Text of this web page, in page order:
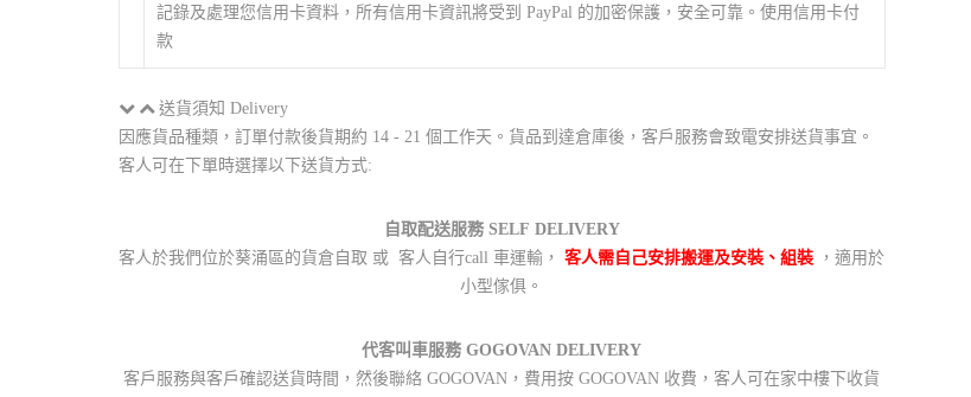
記錄及處理您信用卡資料，所有信用卡資訊將受到 PayPal 的加密保護，安全可靠。使用信用卡付
款
送貨須知 Delivery
因應貨品種類，訂單付款後貨期約 14 - 21 個工作天。貨品到達倉庫後，客戶服務會致電安排送貨事宜。
客人可在下單時選擇以下送貨方式:
自取配送服務 SELF DELIVERY
客人於我們位於葵涌區的貨倉自取 或 客人自行call 車運輸，客人需自己安排搬運及安裝、組裝 ，適用於
小型傢俱。
代客叫車服務 GOGOVAN DELIVERY
客戶服務與客戶確認送貨時間，然後聯絡 GOGOVAN，費用按 GOGOVAN 收費，客人可在家中樓下收貨